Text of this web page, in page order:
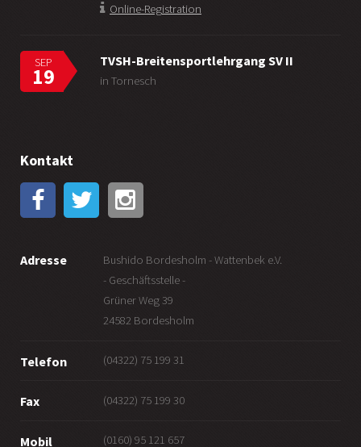
Online-Registration
SEP
19
TVSH-Breitensportlehrgang SV II
in Tornesch
Kontakt
Adresse
Bushido Bordesholm - Wattenbek e.V.
- Geschäftsstelle -
Grüner Weg 39
24582 Bordesholm
Telefon (04322) 75 199 31
Fax (04322) 75 199 30
Mobil (0160) 95 121 657